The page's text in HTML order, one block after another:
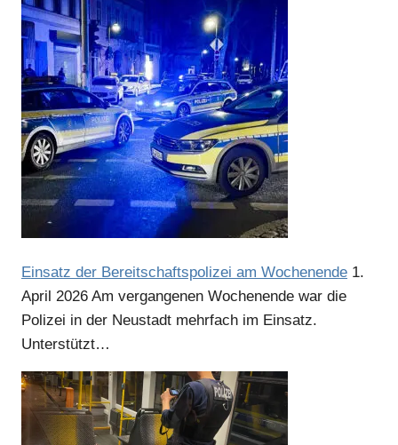
Anzeige
Anzeige
Einsatz der Bereitschaftspolizei am Wochenende 1.
April 2026 Am vergangenen Wochenende war die
Polizei in der Neustadt mehrfach im Einsatz.
Unterstützt…